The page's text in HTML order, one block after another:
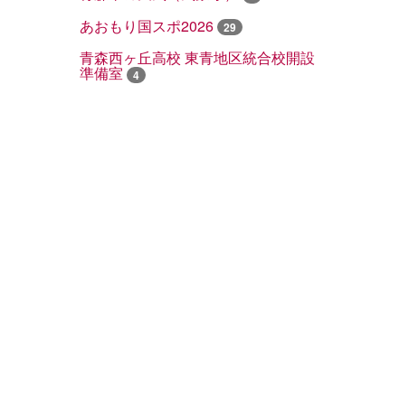
あおもり国スポ2026 29
青森西ヶ丘高校 東青地区統合校開設
準備室 4